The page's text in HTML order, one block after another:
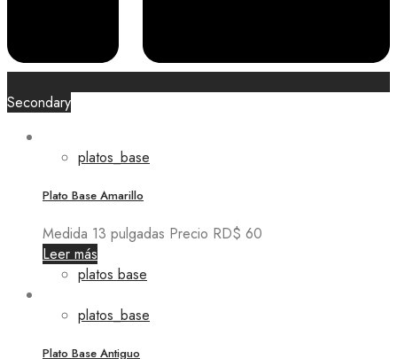
Secondary
platos_base
Plato Base Amarillo
Medida 13 pulgadas Precio RD$ 60
Leer más
platos base
platos_base
Plato Base Antiguo